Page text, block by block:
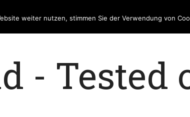
- Tested
weiter nutzen, stimmen Sie der Verwendung von